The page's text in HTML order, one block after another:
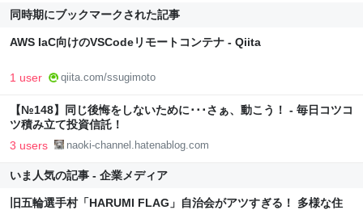
同時期にブックマークされた記事
AWS IaC向けのVSCodeリモートコンテナ - Qiita
1 user qiita.com/ssugimoto
【№148】同じ後悔をしないために･･･さぁ、動こう！ - 毎日コツコ
ツ積み立て投資信託！
3 users naoki-channel.hatenablog.com
いま人気の記事 - 企業メディア
旧五輪選手村「HARUMI FLAG」自治会がアツすぎる！ 多様な住